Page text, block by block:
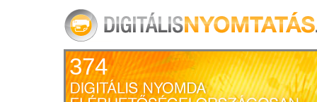
374